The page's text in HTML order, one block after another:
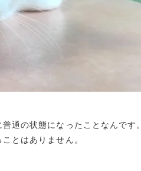
通の状態になったことなんです。
とはありません。